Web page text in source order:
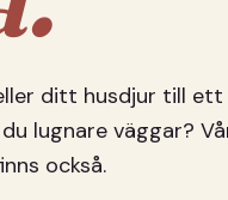
ditt husdjur till
lugnare väggar?
också.